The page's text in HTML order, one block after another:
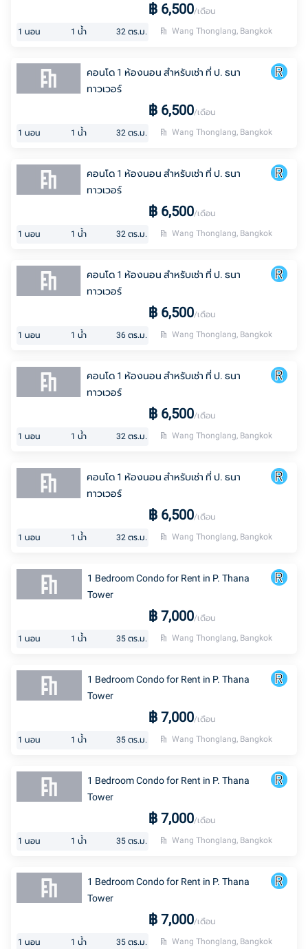
฿ 6,500/เดือน
1 นอน 1 น้ำ 32 ตร.ม. Wang Thonglang, Bangkok
คอนโด 1 ห้องนอน สำหรับเช่า ที่ ป. ธนา
ทาวเวอร์
฿ 6,500/เดือน
1 นอน 1 น้ำ 32 ตร.ม. Wang Thonglang, Bangkok
คอนโด 1 ห้องนอน สำหรับเช่า ที่ ป. ธนา
ทาวเวอร์
฿ 6,500/เดือน
1 นอน 1 น้ำ 32 ตร.ม. Wang Thonglang, Bangkok
คอนโด 1 ห้องนอน สำหรับเช่า ที่ ป. ธนา
ทาวเวอร์
฿ 6,500/เดือน
1 นอน 1 น้ำ 36 ตร.ม. Wang Thonglang, Bangkok
คอนโด 1 ห้องนอน สำหรับเช่า ที่ ป. ธนา
ทาวเวอร์
฿ 6,500/เดือน
1 นอน 1 น้ำ 32 ตร.ม. Wang Thonglang, Bangkok
คอนโด 1 ห้องนอน สำหรับเช่า ที่ ป. ธนา
ทาวเวอร์
฿ 6,500/เดือน
1 นอน 1 น้ำ 32 ตร.ม. Wang Thonglang, Bangkok
1 Bedroom Condo for Rent in P. Thana
Tower
฿ 7,000/เดือน
1 นอน 1 น้ำ 35 ตร.ม. Wang Thonglang, Bangkok
1 Bedroom Condo for Rent in P. Thana
Tower
฿ 7,000/เดือน
1 นอน 1 น้ำ 35 ตร.ม. Wang Thonglang, Bangkok
1 Bedroom Condo for Rent in P. Thana
Tower
฿ 7,000/เดือน
1 นอน 1 น้ำ 35 ตร.ม. Wang Thonglang, Bangkok
1 Bedroom Condo for Rent in P. Thana
Tower
฿ 7,000/เดือน
1 นอน 1 น้ำ 35 ตร.ม. Wang Thonglang, Bangkok